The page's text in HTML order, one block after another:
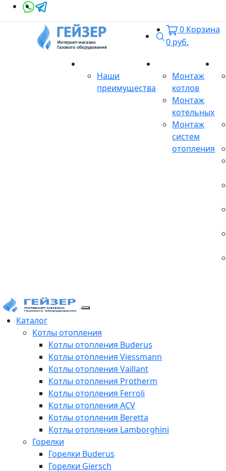
Поиск
0 Корзина
0 руб.
Наши
преимущества
Монтаж
котлов
Монтаж
котельных
Монтаж
систем
отопления
Каталог
Котлы отопления
Котлы отопления Buderus
Котлы отопления Viessmann
Котлы отопления Vaillant
Котлы отопления Protherm
Котлы отопления Ferroli
Котлы отопления ACV
Котлы отопления Beretta
Котлы отопления Lamborghini
Горелки
Горелки Buderus
Горелки Giersch